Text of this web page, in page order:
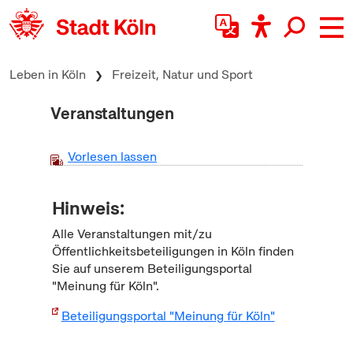
zum Inhalt springen
Leben in Köln Freizeit, Natur und Sport
Veranstaltungen
Vorlesen lassen
Hinweis:
Alle Veranstaltungen mit/zu
Öffentlichkeitsbeteiligungen in Köln finden
Sie auf unserem Beteiligungsportal
"Meinung für Köln".
Beteiligungsportal "Meinung für Köln"